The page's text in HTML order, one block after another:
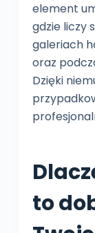
element
gdzie liczy
galeriach
oraz
Dzięki
to